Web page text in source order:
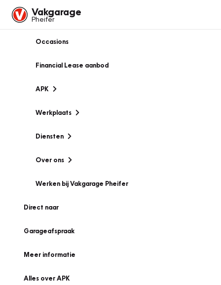
Vakgarage
Pheifer
Occasions
Financial Lease aanbod
APK
Werkplaats
Diensten
Over ons
Werken bij Vakgarage Pheifer
Direct naar
Garageafspraak
Meer informatie
Alles over APK